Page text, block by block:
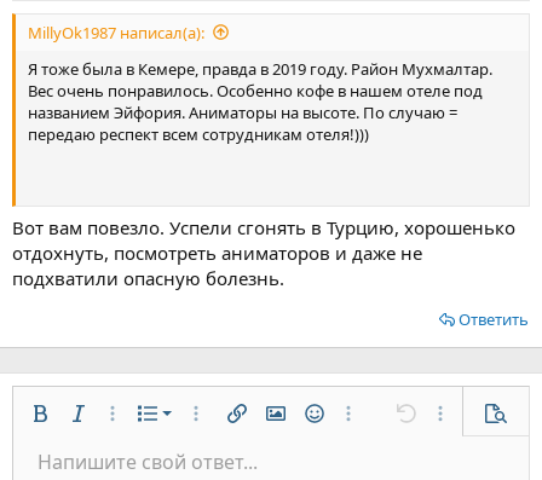
MillyOk1987 написал(а):
Я тоже была в Кемере, правда в 2019 году. Район Мухмалтар.
Вес очень понравилось. Особенно кофе в нашем отеле под
названием Эйфория. Аниматоры на высоте. По случаю =
передаю респект всем сотрудникам отеля!)))
Вот вам повезло. Успели сгонять в Турцию, хорошенько
отдохнуть, посмотреть аниматоров и даже не
подхватили опасную болезнь.
Ответить
ЖирныйКурсивДополнительно...
СписокНумерованный список
Маркированный список
Дополнительно...
Вставить ссылку
Вставить изображение
СмайлыДополнительно...
Отменить
Размер шрифта
9
Цвет текста
Шрифт Arial
Зачёркнутый
Подчёркнутый
Однострочный код
ВыравниваниеПо левому краю
Формат параграфа
Обычный
ЦитатаМедиаВставить таблицу
Вставить горизонтальную линию
Спойлер
Код
Повторить
Переключить режим работы редактора
Удалить форматирование
ЧерновикиСохранить черновик
Напишите свой ответ...